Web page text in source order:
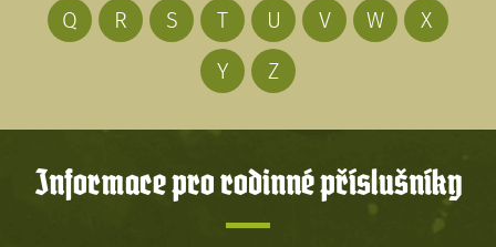
Q
R S T U V W
X
Y
Z
Informace pro rodinné příslušníky